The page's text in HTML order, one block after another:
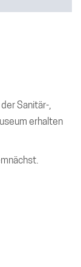
Sanitär-,
erhalten